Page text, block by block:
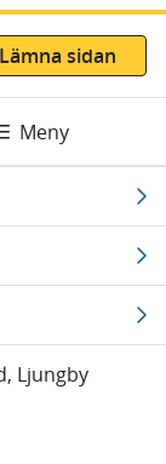
Lämna sidan
Meny
Ljungby